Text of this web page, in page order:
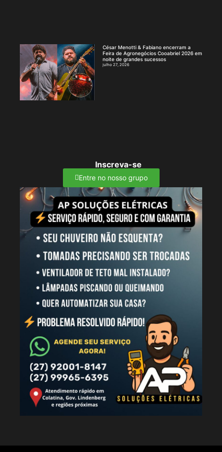
César Menotti & Fabiano encerram a
Feira de Agronegócios Cooabriel 2026 em
noite de grandes sucessos
julho 27, 2026
Inscreva-se
Entre no nosso grupo